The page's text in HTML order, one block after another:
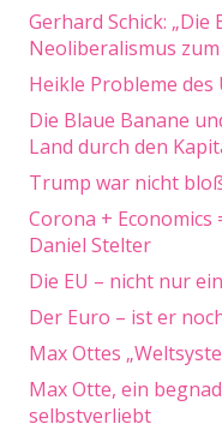
Gerhard Schick: „Die
Neoliberalismus
Heikle Probleme des
Die Blaue Banane
Land durch den
Trump war nicht
Corona + Economics
Daniel Stelter
Die EU – nicht nur
Der Euro – ist er
Max Ottes
Max Otte, ein
selbstverliebt